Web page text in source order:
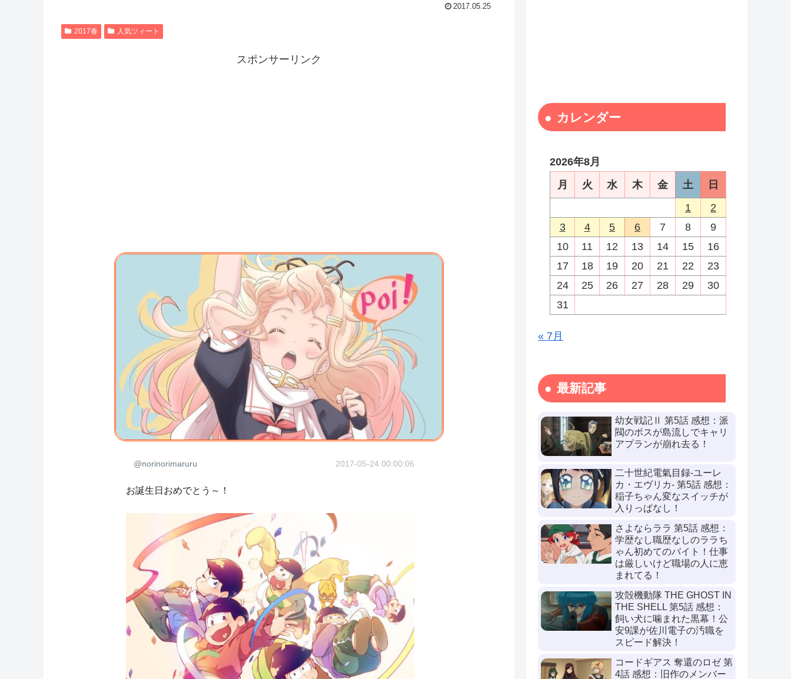
2017.05.25
2017春 人気ツィート
スポンサーリンク
@norinorimaruru 2017-05-24 00:00:06
お誕生日おめでとう～！
カレンダー
2026年8月
月
火 水 木 金 土
日
1
2
3
4 5 6 7 8
9
10
11 12 13 14 15
16
17
18 19 20 21 22
23
24
25 26 27 28 29
30
31
« 7月
最新記事
幼女戦記Ⅱ 第5話 感想：派
閥のボスが島流しでキャリ
アプランが崩れ去る！
二十世紀電氣目録-ユーレ
カ・エヴリカ- 第5話 感想：
稲子ちゃん変なスイッチが
入りっぱなし！
さよならララ 第5話 感想：
学歴なし職歴なしのララち
ゃん初めてのバイト！仕事
は厳しいけど職場の人に恵
まれてる！
攻殻機動隊 THE GHOST IN
THE SHELL 第5話 感想：
飼い犬に噛まれた黒幕！公
安9課が佐川電子の汚職を
スピード解決！
コードギアス 奪還のロゼ 第
4話 感想：旧作のメンバー